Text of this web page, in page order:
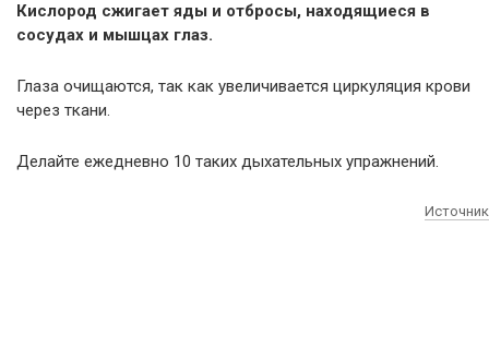
Кислород сжигает яды и отбросы, находящиеся в
сосудах и мышцах глаз.
Глаза очищаются, так как увеличивается циркуляция крови
через ткани.
Делайте ежедневно 10 таких дыхательных упражнений.
Источник